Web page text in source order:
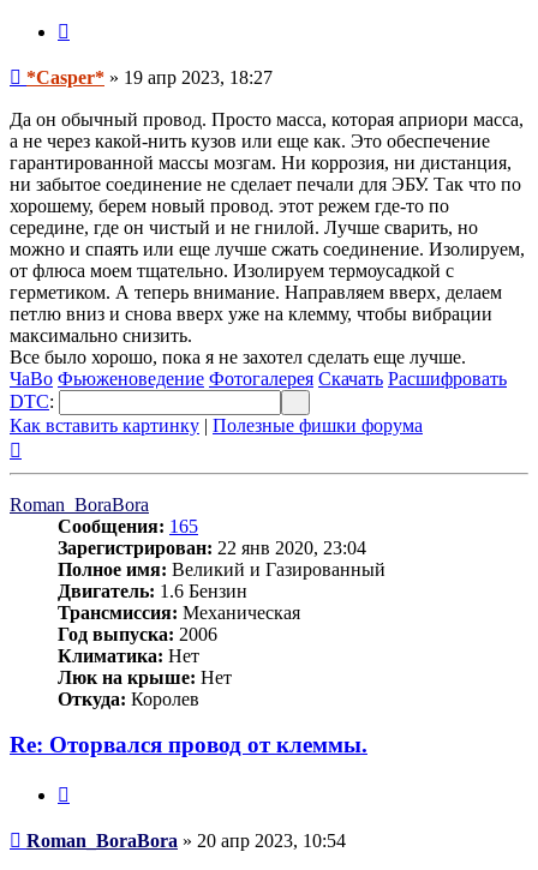
Сообщение
*Casper* » 19 апр 2023, 18:27
Да он обычный провод. Просто масса, которая априори масса,
а не через какой-нить кузов или еще как. Это обеспечение
гарантированной массы мозгам. Ни коррозия, ни дистанция,
ни забытое соединение не сделает печали для ЭБУ. Так что по
хорошему, берем новый провод. этот режем где-то по
середине, где он чистый и не гнилой. Лучше сварить, но
можно и спаять или еще лучше сжать соединение. Изолируем,
от флюса моем тщательно. Изолируем термоусадкой с
герметиком. А теперь внимание. Направляем вверх, делаем
петлю вниз и снова вверх уже на клемму, чтобы вибрации
максимально снизить.
Все было хорошо, пока я не захотел сделать еще лучше.
ЧаВо Фьюженоведение Фотогалерея Скачать Расшифровать
DTC:
Как вставить картинку | Полезные фишки форума
Roman_BoraBora
Сообщения: 165
Зарегистрирован: 22 янв 2020, 23:04
Полное имя: Великий и Газированный
Двигатель: 1.6 Бензин
Трансмиссия: Механическая
Год выпуска: 2006
Климатика: Нет
Люк на крыше: Нет
Откуда: Королев
Re: Оторвался провод от клеммы.
Сообщение
Roman_BoraBora » 20 апр 2023, 10:54